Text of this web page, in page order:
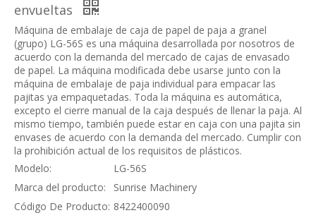
envueltas
Máquina de embalaje de caja de papel de paja a granel
(grupo) LG-56S es una máquina desarrollada por nosotros de
acuerdo con la demanda del mercado de cajas de envasado
de papel. La máquina modificada debe usarse junto con la
máquina de embalaje de paja individual para empacar las
pajitas ya empaquetadas. Toda la máquina es automática,
excepto el cierre manual de la caja después de llenar la paja. Al
mismo tiempo, también puede estar en caja con una pajita sin
envases de acuerdo con la demanda del mercado. Cumplir con
la prohibición actual de los requisitos de plásticos.
Modelo:
LG-56S
Marca del producto:
Sunrise Machinery
Código De Producto: 8422400090